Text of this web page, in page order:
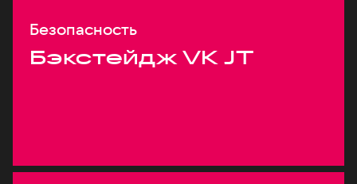
Безопасность
Бэкстейдж VK JT